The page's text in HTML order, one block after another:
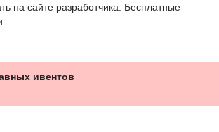
на сайте разработчика. Бесплатные
ивентов